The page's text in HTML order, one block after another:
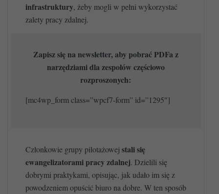
infrastruktury, żeby mogli w pełni wykorzystać
zalety pracy zdalnej.
Zapisz się na newsletter, aby pobrać PDFa z
narzędziami dla zespołów częściowo
rozproszonych:
[mc4wp_form class=”wpcf7-form” id=”1295″]
Członkowie grupy pilotażowej stali się
ewangelizatorami pracy zdalnej. Dzielili się
dobrymi praktykami, opisując, jak udało im się z
powodzeniem opuścić biuro na dobre. W ten sposób